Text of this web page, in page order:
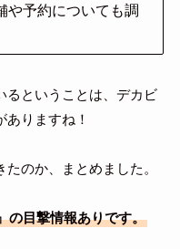
や予約についても調
るということは、デカビ
りますね！
のか、まとめました。
の目撃情報ありです。